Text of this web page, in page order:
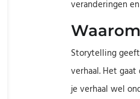
veranderingen
Storytelling
verhaal. Het
je verhaal wel